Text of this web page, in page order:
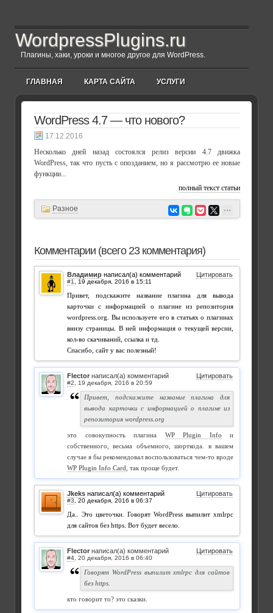
WordpressPlugins.ru
Плагины, хаки, уроки и многое другое для WordPress.
ГЛАВНАЯ КАРТА САЙТА УСЛУГИ
WordPress 4.7 — что нового?
17.12.2016
Несколько дней назад состоялся релиз версии 4.7 движка
WordPress, так что пусть с опозданием, но я рассмотрю ее новые
функции...
полный текст статьи
Разное
Комментарии (всего 23 комментария)
Владимир написал(а) комментарий Цитировать
#1
Привет, подскажите название плагина для вывода
карточки с информацией о плагине из репозитория
wordpress.org. Вы используете его в статьях о плагинах
внизу страницы. В ней информация о текущей версии,
кол-во скачиваний, ссылка и тд.
Спасибо, сайт у вас полезный!
Flector написал(а) комментарий Цитировать
#2
Привет, подскажите название плагина для
вывода карточки с информацией о плагине из
репозитория wordpress.org
это совокупность плагина WP Plugin Info и
собственного, весьма объемного, шорткода. в вашем
случае я бы рекомендовал воспользоваться чем-то вроде
WP Plugin Info Card , так проще будет.
Jkeks написал(а) комментарий Цитировать
#3
Да.. Это цветочки. Говорят WordPress выпилит xmlrpc
для сайтов без https. Вот будет весело.
Flector написал(а) комментарий Цитировать
#4
Говорят WordPress выпилит xmlrpc для сайтов
без https.
кто говорит то? это сказки.